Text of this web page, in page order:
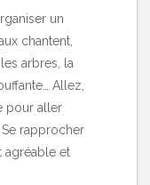
un
chantent,
arbres, la
Allez,
pour aller
Se rapprocher
agréable et